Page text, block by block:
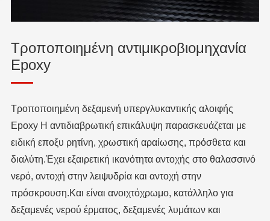
Τροποποιημένη αντιμικροβιομηχανία
Epoxy
Τροποποιημένη δεξαμενή υπεργλυκαντικής αλοιφής
Epoxy Η αντιδιαβρωτική επικάλυψη παρασκευάζεται με
ειδική εποξυ ρητίνη, χρωστική αραίωσης, πρόσθετα και
διαλύτη.Έχει εξαιρετική ικανότητα αντοχής στο θαλασσινό
νερό, αντοχή στην λειψυδρία και αντοχή στην
πρόσκρουση.Και είναι ανοιχτόχρωμο, κατάλληλο για
δεξαμενές νερού έρματος, δεξαμενές λυμάτων και